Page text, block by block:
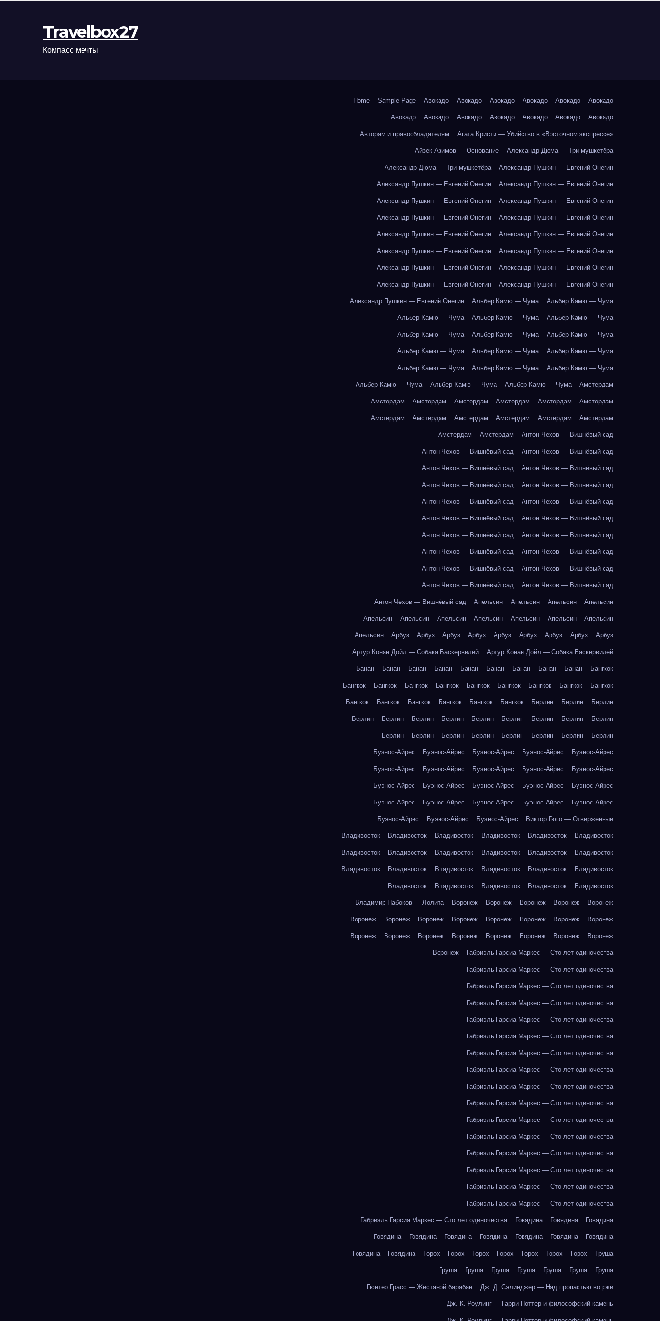
Travelbox27
Компасс мечты
Home Sample Page Авокадо Авокадо Авокадо Авокадо Авокадо Авокадо
Авокадо Авокадо Авокадо Авокадо Авокадо Авокадо Авокадо
Авторам и правообладателям Агата Кристи — Убийство в «Восточном экспрессе»
Айзек Азимов — Основание Александр Дюма — Три мушкетёра
Александр Дюма — Три мушкетёра Александр Пушкин — Евгений Онегин
Александр Пушкин — Евгений Онегин Александр Пушкин — Евгений Онегин
Александр Пушкин — Евгений Онегин Александр Пушкин — Евгений Онегин
Александр Пушкин — Евгений Онегин Александр Пушкин — Евгений Онегин
Александр Пушкин — Евгений Онегин Александр Пушкин — Евгений Онегин
Александр Пушкин — Евгений Онегин Александр Пушкин — Евгений Онегин
Александр Пушкин — Евгений Онегин Александр Пушкин — Евгений Онегин
Александр Пушкин — Евгений Онегин Александр Пушкин — Евгений Онегин
Александр Пушкин — Евгений Онегин Альбер Камю — Чума Альбер Камю — Чума
Альбер Камю — Чума Альбер Камю — Чума Альбер Камю — Чума
Альбер Камю — Чума Альбер Камю — Чума Альбер Камю — Чума
Альбер Камю — Чума Альбер Камю — Чума Альбер Камю — Чума
Альбер Камю — Чума Альбер Камю — Чума Альбер Камю — Чума
Альбер Камю — Чума Альбер Камю — Чума Альбер Камю — Чума Амстердам
Амстердам Амстердам Амстердам Амстердам Амстердам Амстердам
Амстердам Амстердам Амстердам Амстердам Амстердам Амстердам
Амстердам Амстердам Антон Чехов — Вишнёвый сад
Антон Чехов — Вишнёвый сад Антон Чехов — Вишнёвый сад
Антон Чехов — Вишнёвый сад Антон Чехов — Вишнёвый сад
Антон Чехов — Вишнёвый сад Антон Чехов — Вишнёвый сад
Антон Чехов — Вишнёвый сад Антон Чехов — Вишнёвый сад
Антон Чехов — Вишнёвый сад Антон Чехов — Вишнёвый сад
Антон Чехов — Вишнёвый сад Антон Чехов — Вишнёвый сад
Антон Чехов — Вишнёвый сад Антон Чехов — Вишнёвый сад
Антон Чехов — Вишнёвый сад Антон Чехов — Вишнёвый сад
Антон Чехов — Вишнёвый сад Антон Чехов — Вишнёвый сад
Антон Чехов — Вишнёвый сад Апельсин Апельсин Апельсин Апельсин
Апельсин Апельсин Апельсин Апельсин Апельсин Апельсин Апельсин
Апельсин Арбуз Арбуз Арбуз Арбуз Арбуз Арбуз Арбуз Арбуз Арбуз
Артур Конан Дойл — Собака Баскервилей Артур Конан Дойл — Собака Баскервилей
Банан Банан Банан Банан Банан Банан Банан Банан Банан Бангкок
Бангкок Бангкок Бангкок Бангкок Бангкок Бангкок Бангкок Бангкок Бангкок
Бангкок Бангкок Бангкок Бангкок Бангкок Бангкок Берлин Берлин Берлин
Берлин Берлин Берлин Берлин Берлин Берлин Берлин Берлин Берлин
Берлин Берлин Берлин Берлин Берлин Берлин Берлин Берлин
Буэнос-Айрес Буэнос-Айрес Буэнос-Айрес Буэнос-Айрес Буэнос-Айрес
Буэнос-Айрес Буэнос-Айрес Буэнос-Айрес Буэнос-Айрес Буэнос-Айрес
Буэнос-Айрес Буэнос-Айрес Буэнос-Айрес Буэнос-Айрес Буэнос-Айрес
Буэнос-Айрес Буэнос-Айрес Буэнос-Айрес Буэнос-Айрес Буэнос-Айрес
Буэнос-Айрес Буэнос-Айрес Буэнос-Айрес Виктор Гюго — Отверженные
Владивосток Владивосток Владивосток Владивосток Владивосток Владивосток
Владивосток Владивосток Владивосток Владивосток Владивосток Владивосток
Владивосток Владивосток Владивосток Владивосток Владивосток Владивосток
Владивосток Владивосток Владивосток Владивосток Владивосток
Владимир Набоков — Лолита Воронеж Воронеж Воронеж Воронеж Воронеж
Воронеж Воронеж Воронеж Воронеж Воронеж Воронеж Воронеж Воронеж
Воронеж Воронеж Воронеж Воронеж Воронеж Воронеж Воронеж Воронеж
Воронеж Габриэль Гарсиа Маркес — Сто лет одиночества
Габриэль Гарсиа Маркес — Сто лет одиночества
Габриэль Гарсиа Маркес — Сто лет одиночества
Габриэль Гарсиа Маркес — Сто лет одиночества
Габриэль Гарсиа Маркес — Сто лет одиночества
Габриэль Гарсиа Маркес — Сто лет одиночества
Габриэль Гарсиа Маркес — Сто лет одиночества
Габриэль Гарсиа Маркес — Сто лет одиночества
Габриэль Гарсиа Маркес — Сто лет одиночества
Габриэль Гарсиа Маркес — Сто лет одиночества
Габриэль Гарсиа Маркес — Сто лет одиночества
Габриэль Гарсиа Маркес — Сто лет одиночества
Габриэль Гарсиа Маркес — Сто лет одиночества
Габриэль Гарсиа Маркес — Сто лет одиночества
Габриэль Гарсиа Маркес — Сто лет одиночества
Габриэль Гарсиа Маркес — Сто лет одиночества
Габриэль Гарсиа Маркес — Сто лет одиночества Говядина Говядина Говядина
Говядина Говядина Говядина Говядина Говядина Говядина Говядина
Говядина Говядина Горох Горох Горох Горох Горох Горох Горох Груша
Груша Груша Груша Груша Груша Груша Груша
Гюнтер Грасс — Жестяной барабан Дж. Д. Сэлинджер — Над пропастью во ржи
Дж. К. Роулинг — Гарри Поттер и философский камень